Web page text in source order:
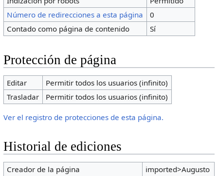
Número de redirecciones a esta página
0
Contado como página de contenido
Sí
Protección de página
Editar
Permitir todos los usuarios (infinito)
Trasladar
Permitir todos los usuarios (infinito)
Ver el registro de protecciones de esta página.
Historial de ediciones
Creador de la página
imported>Augusto